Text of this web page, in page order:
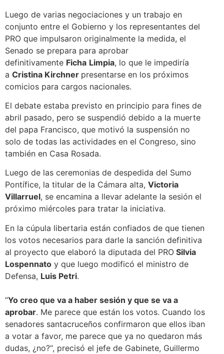
Luego de varias negociaciones y un trabajo en
conjunto entre el Gobierno y los representantes del
PRO que impulsaron originalmente la medida, el
Senado se prepara para aprobar
definitivamente Ficha Limpia, lo que le impediría
a Cristina Kirchner presentarse en los próximos
comicios para cargos nacionales.
El debate estaba previsto en principio para fines de
abril pasado, pero se suspendió debido a la muerte
del papa Francisco, que motivó la suspensión no
solo de todas las actividades en el Congreso, sino
también en Casa Rosada.
Luego de las ceremonias de despedida del Sumo
Pontífice, la titular de la Cámara alta, Victoria
Villarruel, se encamina a llevar adelante la sesión el
próximo miércoles para tratar la iniciativa.
En la cúpula libertaria están confiados de que tienen
los votos necesarios para darle la sanción definitiva
al proyecto que elaboró la diputada del PRO Silvia
Lospennato y que luego modificó el ministro de
Defensa, Luis Petri.
“Yo creo que va a haber sesión y que se va a
aprobar. Me parece que están los votos. Cuando los
senadores santacruceños confirmaron que ellos iban
a votar a favor, me parece que ya no quedaron más
dudas, ¿no?“, precisó el jefe de Gabinete, Guillermo